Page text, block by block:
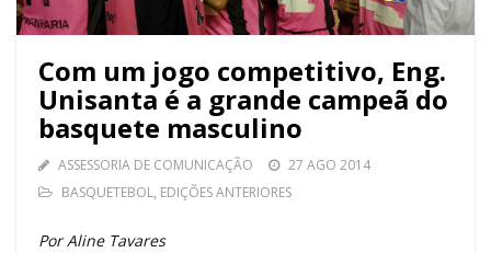
Com um jogo competitivo, Eng.
Unisanta é a grande campeã do
basquete masculino
ASSESSORIA DE COMUNICAÇÃO
27 AGO 2014
BASQUETEBOL, EDIÇÕES ANTERIORES
Por Aline Tavares